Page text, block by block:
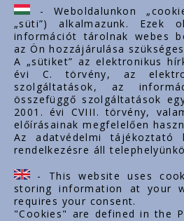
Fontos linkek
Rólunk
Dokumentumok
Kapcsolat
Karrier
Cég adatok
Tárhely adatok
Támogatások
- Weboldalunkon
„süti”) alkalmazunk. Ezek
információt tárolnak webes
az Ön hozzájárulása
A „sütiket” az elektronikus
évi C. törvény, az
szolgáltatások, az
összefüggő szolgáltatások
2001. évi CVIII. törvény,
előírásainak megfelelően
Az adatvédelmi tájékoztató
rendelkezésre áll
- This website uses
storing information at your
requires your consent.
"Cookies" are defined in the